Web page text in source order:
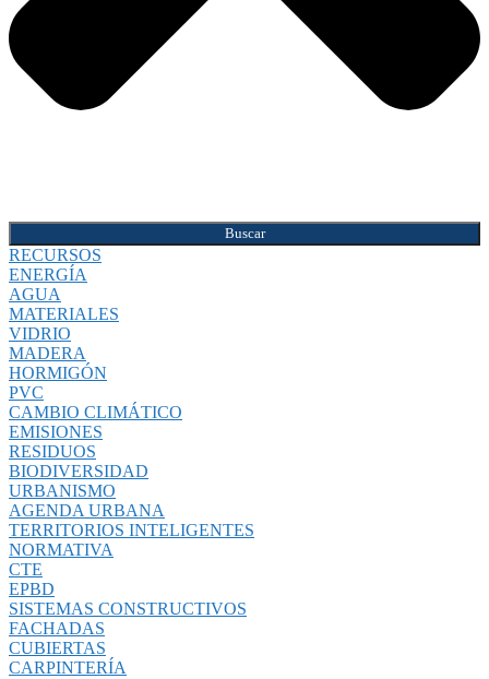
Buscar
RECURSOS
ENERGÍA
AGUA
MATERIALES
VIDRIO
MADERA
HORMIGÓN
PVC
CAMBIO CLIMÁTICO
EMISIONES
RESIDUOS
BIODIVERSIDAD
URBANISMO
AGENDA URBANA
TERRITORIOS INTELIGENTES
NORMATIVA
CTE
EPBD
SISTEMAS CONSTRUCTIVOS
FACHADAS
CUBIERTAS
CARPINTERÍA